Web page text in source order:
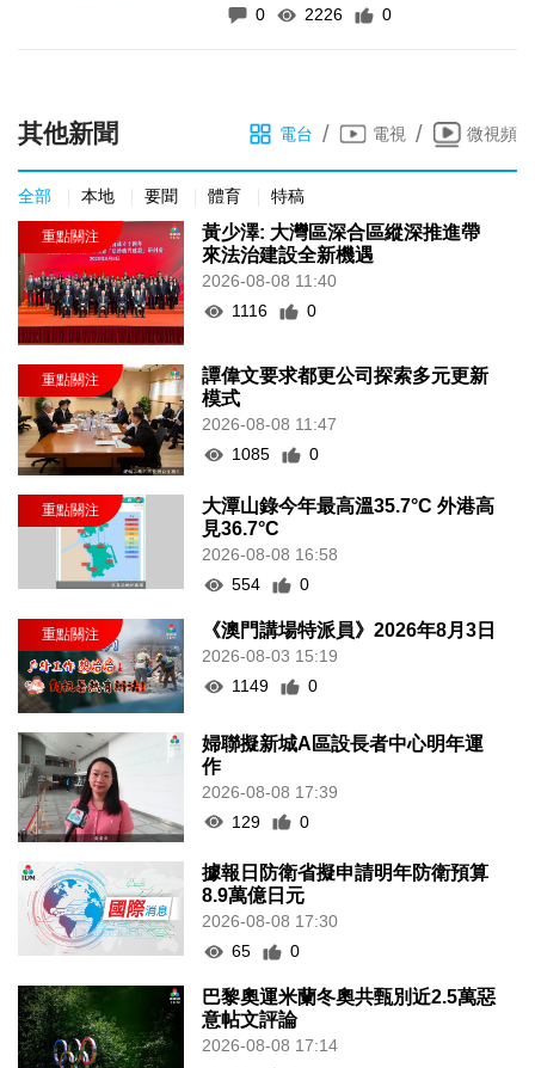
0
2226 0
其他新聞 電台 / 電視 / 微視頻
全部 本地 要聞 體育 特稿
黃少澤: 大灣區深合區縱深推進帶
來法治建設全新機遇
2026-08-08 11:40
1116
0
譚偉文要求都更公司探索多元更新
模式
2026-08-08 11:47
1085
0
大潭山錄今年最高溫35.7°C 外港高
見36.7°C
2026-08-08 16:58
554
0
《澳門講場特派員》2026年8月3日
2026-08-03 15:19
1149
0
婦聯擬新城A區設長者中心明年運
作
2026-08-08 17:39
129
0
據報日防衛省擬申請明年防衛預算
8.9萬億日元
2026-08-08 17:30
65
0
巴黎奧運米蘭冬奧共甄別近2.5萬惡
意帖文評論
2026-08-08 17:14